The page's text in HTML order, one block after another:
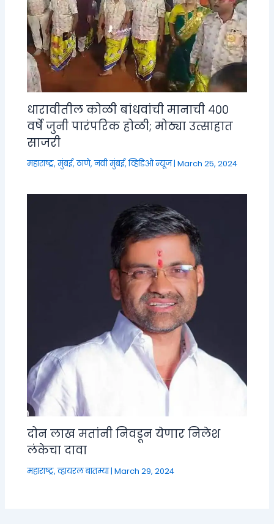
धारावीतील कोळी बांधवांची मानाची ४००
वर्षे जुनी पारंपरिक होळी; मोठ्या उत्साहात
साजरी
महाराष्ट्र,मुंबई, ठाणे, नवी मुंबई,व्हिडिओ न्यूज|March 25, 2024
दोन लाख मतांनी निवडून येणार निलेश
लंकेचा दावा
महाराष्ट्र,व्हायरल बातम्या|March 29, 2024